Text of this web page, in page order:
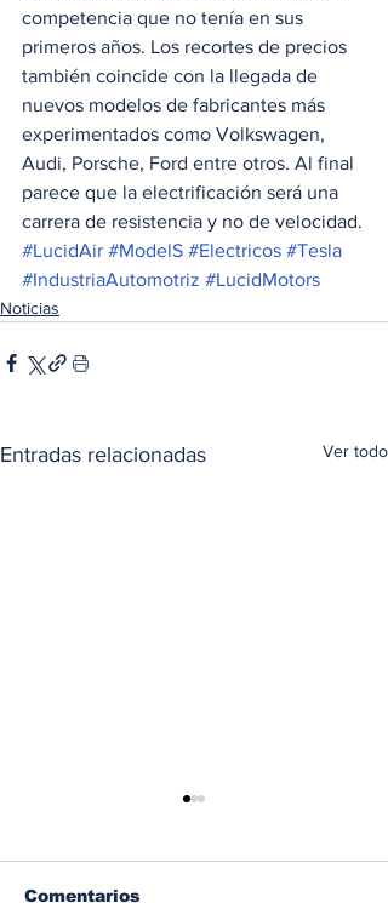
competencia que no tenía en sus
primeros años. Los recortes de precios
también coincide con la llegada de
nuevos modelos de fabricantes más
experimentados como Volkswagen,
Audi, Porsche, Ford entre otros. Al final
parece que la electrificación será una
carrera de resistencia y no de velocidad.
#LucidAir #ModelS #Electricos #Tesla
#IndustriaAutomotriz #LucidMotors
Noticias
Entradas relacionadas Ver todo
Comentarios